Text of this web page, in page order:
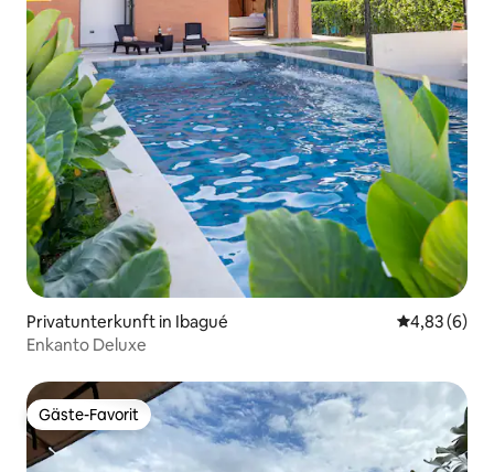
Privatunterkunft in Ibagué
4,83 (6)
Enkanto Deluxe
Gäste-Favorit
Gäste-Favorit